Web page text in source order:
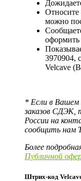
можно
оформить
3970904,
Velcave
* Если в Вашем
заказов
России на
сообщить нам
Более
Публичной
Штрих-код